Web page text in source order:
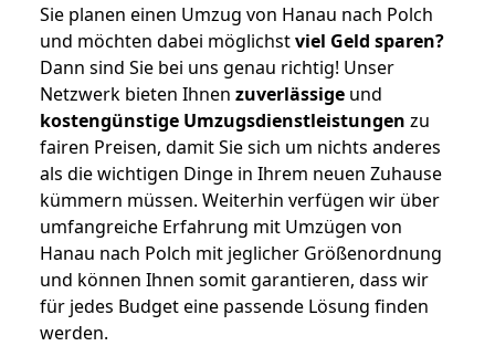
Sie planen einen Umzug von Hanau nach Polch
und möchten dabei möglichstviel Geld sparen?
Dann sind Sie bei uns genau richtig! Unser
Netzwerk bieten Ihnen zuverlässige und
kostengünstige Umzugsdienstleistungen zu
fairen Preisen, damit Sie sich um nichts anderes
als die wichtigen Dinge in Ihrem neuen Zuhause
kümmern müssen. Weiterhin verfügen wir über
umfangreiche Erfahrung mit Umzügen von
Hanau nach Polch mit jeglicher Größenordnung
und können Ihnen somit garantieren, dass wir
für jedes Budget eine passende Lösung finden
werden.